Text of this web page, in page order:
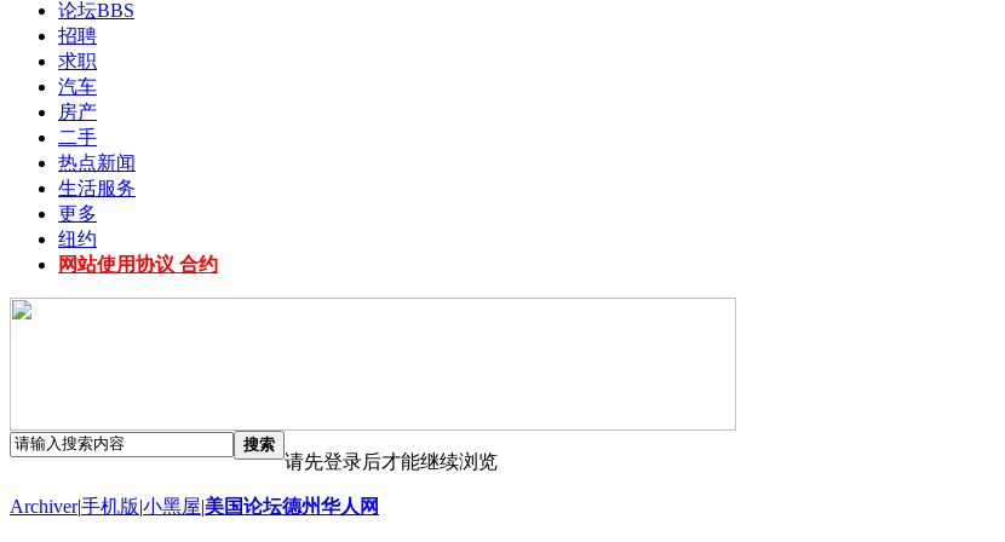
论坛BBS
招聘
求职
汽车
房产
二手
热点新闻
生活服务
更多
纽约
网站使用协议 合约
搜索
请先登录后才能继续浏览
Archiver|手机版|小黑屋|美国论坛德州华人网